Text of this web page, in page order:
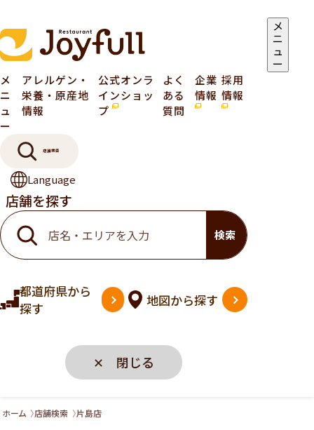
メ
ニ
ュ
ー
メ
ニ
ュ
ー
アレルゲン・
栄養・原産地
情報
公式オンラ
インショッ
プ
よく
ある
質問
企業
情報
採用
情報
店舗検索
Language
店舗を探す
検索
都道府県から
探す
地図から探す
✕ 閉じる
ホーム 店舗検索 片島店